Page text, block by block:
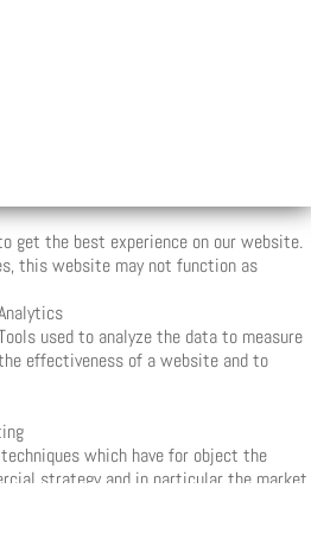
get the best experience on our website.
this website may not function as
used to analyze the data to measure
effectiveness of a website and to
which have for object the
strategy and in particular the market